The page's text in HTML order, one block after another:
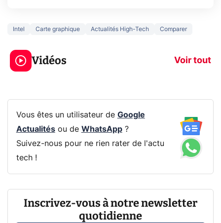
Intel Carte graphique Actualités High-Tech Comparer
Vidéos Voir tout
5 générations de
jeux dans la
prochaine Xbox !
Ce que vous
navigation
Vous êtes un utilisateur de Google
Actualitésou de WhatsApp?
Suivez-nous pour ne rien rater de l'actu
tech !
Inscrivez-vous à notre newsletter
quotidienne